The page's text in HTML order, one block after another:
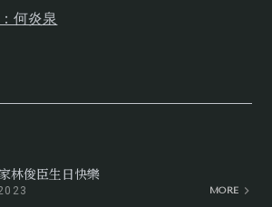
何炎泉
林俊臣生日快樂
MORE